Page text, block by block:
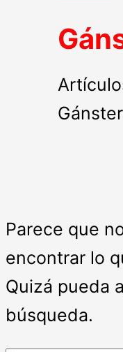
Parece que
encontrar lo
Quizá pueda
búsqueda.